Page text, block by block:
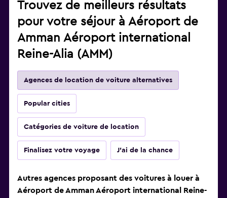
Trouvez de meilleurs résultats
pour votre séjour à Aéroport de
Amman Aéroport international
Reine-Alia (AMM)
Agences de location de voiture alternatives
Popular cities
Catégories de voiture de location
Finalisez votre voyage J'ai de la chance
Autres agences proposant des voitures à louer à
Aéroport de Amman Aéroport international Reine-